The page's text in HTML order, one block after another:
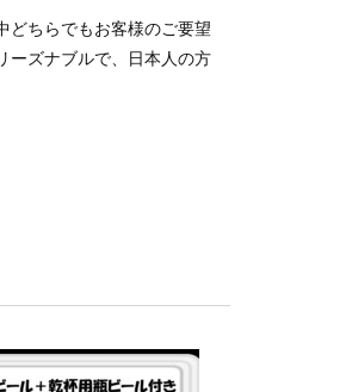
ちらでもお客様のご要望
ーズナブルで、日本人の方